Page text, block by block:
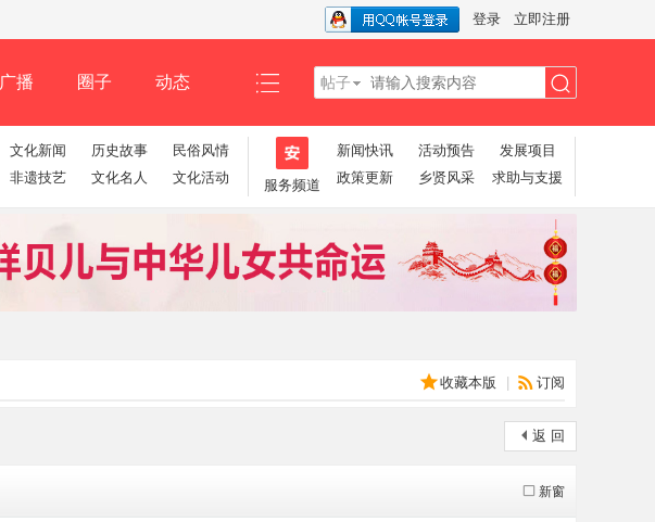
登录 立即注册
广播 圈子 动态 帖子
文化新闻 历史故事
民俗风情
非遗技艺
文化名人 文化活动 服务频道
新闻快讯 活动预告
发展项目
政策更新
乡贤风采 求助与支援
收藏本版 订阅
返 回
新窗